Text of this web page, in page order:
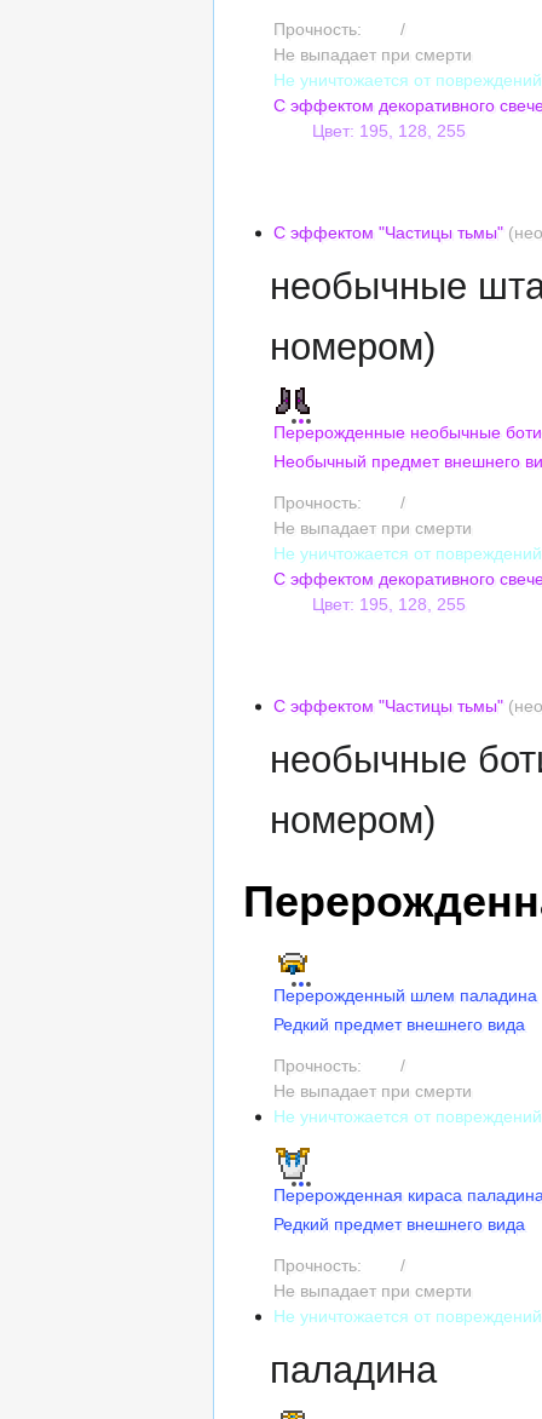
Прочность: /
Не выпадает при смерти
Не уничтожается от повреждений
С эффектом декоративного
Цвет: 195, 128, 255
С эффектом "Частицы тьмы"
необычные
номером)
Перерожденные необычные
Необычный предмет внешнего
Прочность: /
Не выпадает при смерти
Не уничтожается от повреждений
С эффектом декоративного
Цвет: 195, 128, 255
С эффектом "Частицы тьмы"
необычные
номером)
Перерожденный шлем паладина
Редкий предмет внешнего вида
Прочность: /
Не выпадает при смерти
Не уничтожается от повреждений
Перерожденная кираса
Редкий предмет внешнего вида
Прочность: /
Не выпадает при смерти
Не уничтожается от повреждений
паладина